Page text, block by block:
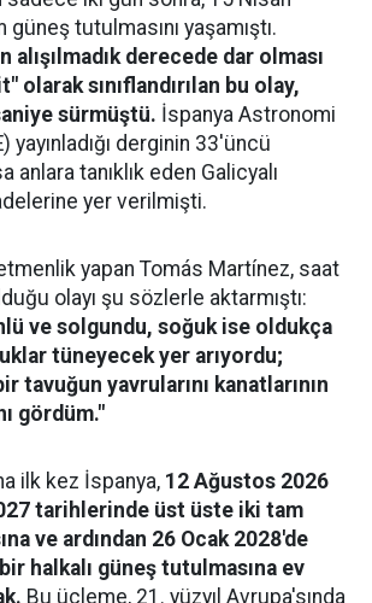
tutulmasını yaşamıştı.
alışılmadık derecede dar olması
olarak sınıflandırılan bu olay,
sürmüştü. İspanya Astronomi
yayınladığı derginin 33'üncü
anlara tanıklık eden Galicyalı
yer verilmişti.
yapan Tomás Martínez, saat
olayı şu sözlerle aktarmıştı:
ve solgundu, soğuk ise oldukça
tüneyecek yer arıyordu;
tavuğun yavrularını kanatlarının
gördüm."
ilk kez İspanya, 12 Ağustos 2026
tarihlerinde üst üste iki tam
ve ardından 26 Ocak 2028'de
halkalı güneş tutulmasına ev
Bu üçleme, 21. yüzyıl Avrupa'sında